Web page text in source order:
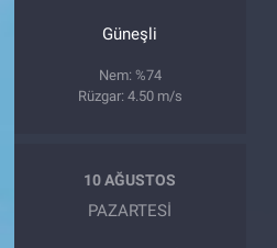
Güneşli
Nem: %74
Rüzgar: 4.50 m/s
10 AĞUSTOS
PAZARTESI